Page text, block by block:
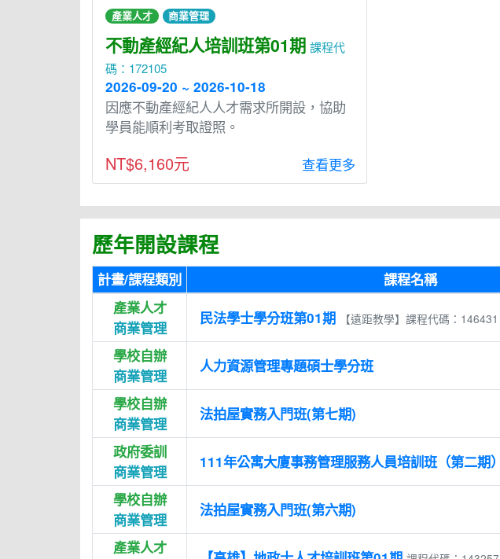
產業人才 商業管理
不動產經紀人培訓班第01期 課程代
碼：172105
2026-09-20 ~ 2026-10-18
因應不動產經紀人人才需求所開設，協助
學員能順利考取證照。
NT$6,160元 查看更多
歷年開設課程
計畫/課程類別 課程名稱
產業人才
商業管理
民法學士學分班第01期 【遠距教學】課程代碼：146431
學校自辦
商業管理
人力資源管理專題碩士學分班
學校自辦
商業管理
法拍屋實務入門班(第七期)
政府委訓
商業管理
111年公寓大廈事務管理服務人員培訓班（第二期）
學校自辦
商業管理
法拍屋實務入門班(第六期)
產業人才